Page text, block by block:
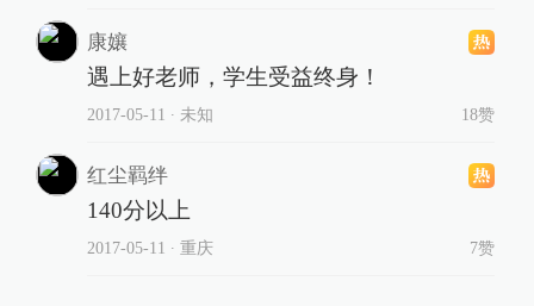
康孃
遇上好老师，学生受益终身！
2017-05-11 ∙ 未知 18赞
红尘羁绊
140分以上
2017-05-11 ∙ 重庆 7赞